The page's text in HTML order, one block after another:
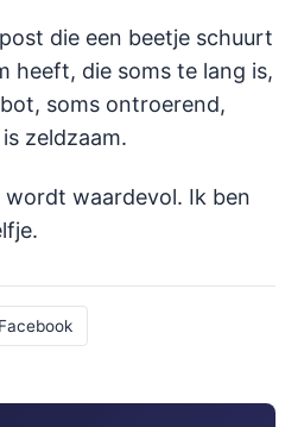
die een beetje schuurt
heeft, die soms te lang is,
soms ontroerend,
zeldzaam.
wordt waardevol. Ik ben
Facebook